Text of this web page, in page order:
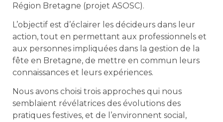
Région Bretagne (projet ASOSC).
L’objectif est d’éclairer les décideurs dans leur
action, tout en permettant aux professionnels et
aux personnes impliquées dans la gestion de la
fête en Bretagne, de mettre en commun leurs
connaissances et leurs expériences.
Nous avons choisi trois approches qui nous
semblaient révélatrices des évolutions des
pratiques festives, et de l’environnent social,